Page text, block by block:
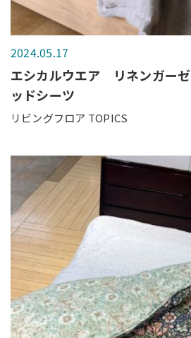
2024.05.17
エシカルウエア リネンガー
ッドシーツ
リビングフロア TOPICS